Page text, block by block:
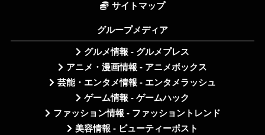
サイトマップ
グループメディア
グルメ情報 - グルメプレス
アニメ・漫画情報 - アニメボックス
芸能・エンタメ情報 - エンタメラッシュ
ゲーム情報 - ゲームハック
ファッション情報 - ファッショントレンド
美容情報 - ビューティーポスト